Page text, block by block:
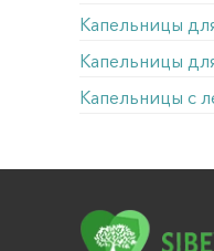
Капельницы
Капельницы
Капельницы с